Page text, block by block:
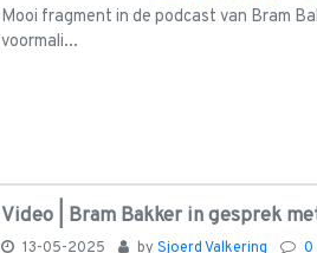
Mooi fragment in de podcast van Bram
voormali...
Video | Bram Bakker in gesprek
13-05-2025 by Sjoerd Valkering 0